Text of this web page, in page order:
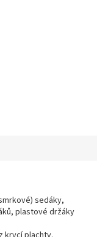
sedáky,
plastové držáky